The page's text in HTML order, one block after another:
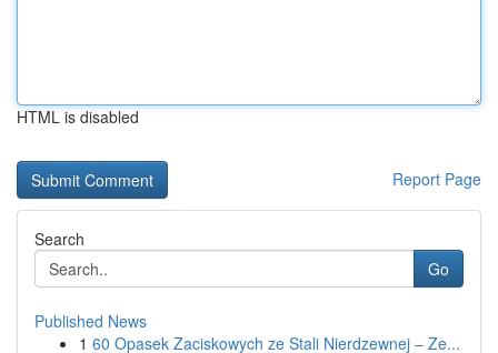
HTML is disabled
Report Page
Search
Go
Published News
1 60 Opasek Zaciskowych ze Stali Nierdzewnej – Ze...